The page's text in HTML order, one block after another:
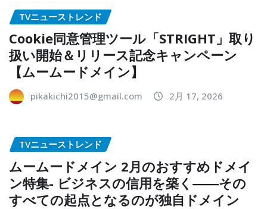
TVニューストレンド
Cookie同意管理ツール「STRIGHT」取り
扱い開始＆リリース記念キャンペーン
【ムームードメイン】
pikakichi2015@gmail.com 2月 17, 2026
TVニューストレンド
ムームードメイン 2月のおすすめドメイ
ン特集- ビジネスの信用を築く――その
すべての起点となるのが独自ドメイン